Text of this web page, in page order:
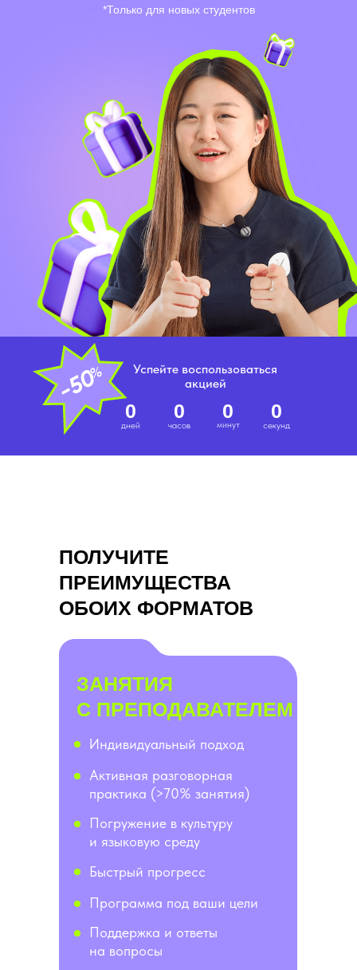
*Только для новых студентов
Успейте воспользоваться
акцией
0
дней
0
часов
0
минут
0
секунд
ПОЛУЧИТЕ
ПРЕИМУЩЕСТВА
ОБОИХ ФОРМАТОВ
ЗАНЯТИЯ
С ПРЕПОДАВАТЕЛЕМ
Индивидуальный подход
Активная разговорная
практика (>70% занятия)
Погружение в культуру
и языковую среду
Быстрый прогресс
Программа под ваши цели
Поддержка и ответы
на вопросы